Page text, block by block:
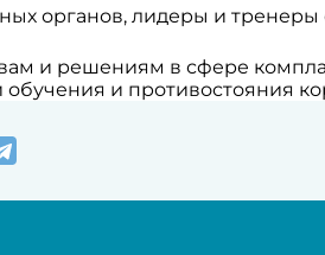
органов, лидеры и
и решениям в сфере
обучения и противостояния